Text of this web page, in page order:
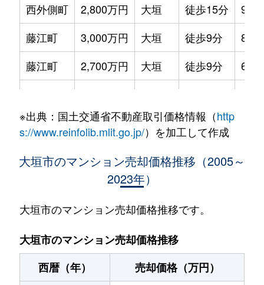
西外側町
2,800万円 大垣 徒歩15分
藤江町
3,000万円 大垣 徒歩9分
藤江町
2,700万円 大垣 徒歩9分
見取町
1,700万円 大垣 徒歩4分
1,000万円 大垣
※出典：国土交通省不動産取引価格情報（http
s://www.reinfolib.mlit.go.jp/）を加工して作成
大垣市のマンション売却価格推移（2005～
2023年）
大垣市のマンション売却価格推移です。
大垣市のマンション売却価格推移
西暦（年）
売却価格（万円）